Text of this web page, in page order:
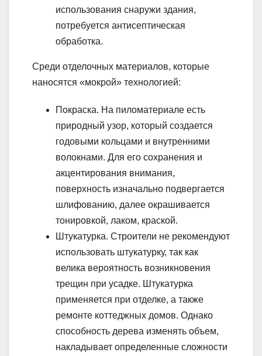
использования снаружи здания,
потребуется антисептическая
обработка.
Среди отделочных материалов, которые
наносятся «мокрой» технологией:
Покраска. На пиломатериале есть
природный узор, который создается
годовыми кольцами и внутренними
волокнами. Для его сохранения и
акцентирования внимания,
поверхность изначально подвергается
шлифованию, далее окрашивается
тонировкой, лаком, краской.
Штукатурка. Строители не рекомендуют
использовать штукатурку, так как
велика вероятность возникновения
трещин при усадке. Штукатурка
применяется при отделке, а также
ремонте коттеджных домов. Однако
способность дерева изменять объем,
накладывает определенные сложности